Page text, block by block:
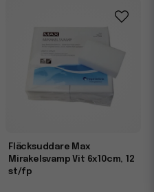
Fläcksuddare Max
Mirakelsvamp Vit 6x10cm, 12
st/fp